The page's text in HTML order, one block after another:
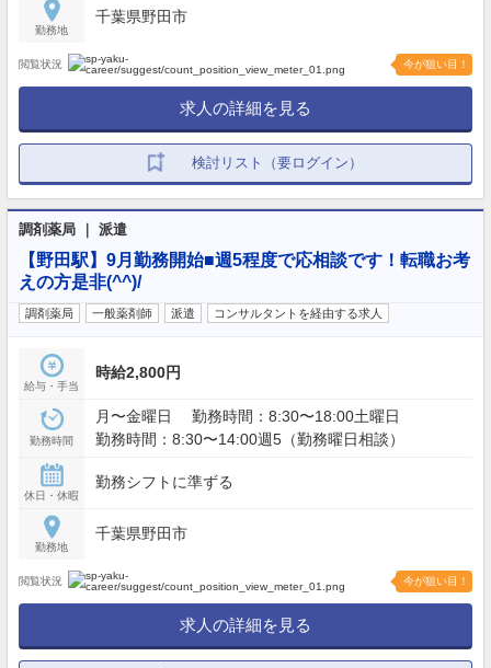
勤務地
千葉県野田市
閲覧状況 今が狙い目！
求人の詳細を見る
検討リスト（要ログイン）
調剤薬局 ｜ 派遣
【野田駅】9月勤務開始■週5程度で応相談です！転職お考
えの方是非(^^)/
調剤薬局 一般薬剤師 派遣 コンサルタントを経由する求人
給与・手当
時給2,800円
勤務時間
月〜金曜日 勤務時間：8:30〜18:00土曜日
勤務時間：8:30〜14:00週5（勤務曜日相談）
休日・休暇
勤務シフトに準ずる
勤務地
千葉県野田市
閲覧状況 今が狙い目！
求人の詳細を見る